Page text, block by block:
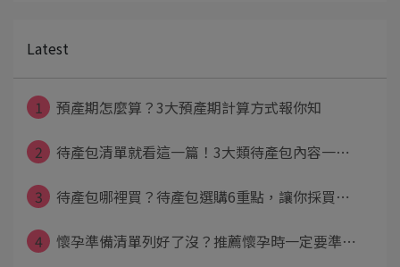
Latest
1 預產期怎麼算？3大預產期計算方式報你知
2 待產包清單就看這一篇！3大類待產包內容一⋯
3 待產包哪裡買？待產包選購6重點，讓你採買⋯
4 懷孕準備清單列好了沒？推薦懷孕時一定要準⋯